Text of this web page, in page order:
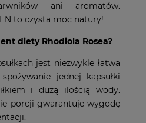
ani aromatów.
to czysta moc natury!
diety Rhodiola Rosea?
jest niezwykle łatwa
jednej kapsułki
i dużą ilością wody.
porcji gwarantuje wygodę